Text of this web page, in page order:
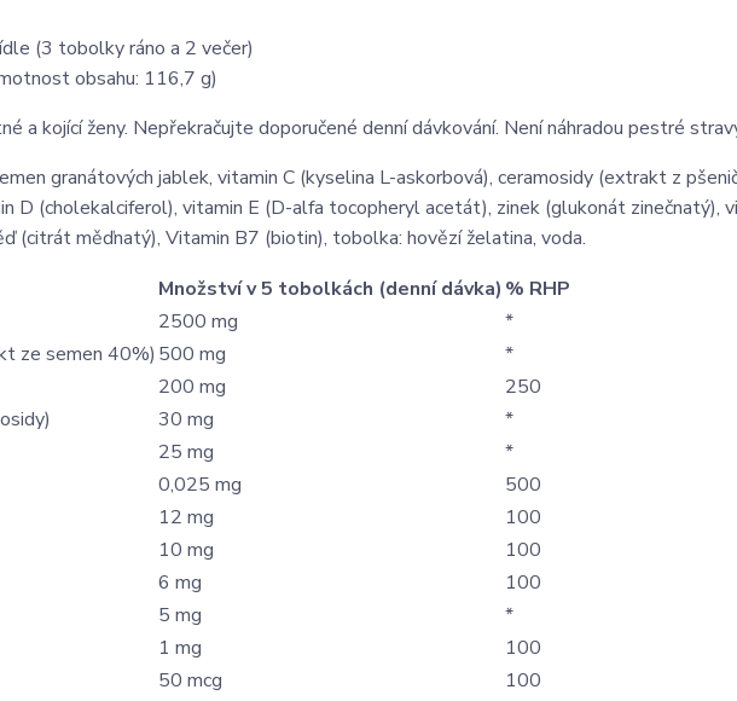
(3 tobolky ráno a 2 večer)
obsahu: 116,7 g)
a kojící ženy. Nepřekračujte doporučené denní dávkování. Není náhradou pestré
granátových jablek, vitamin C (kyselina L-askorbová), ceramosidy (extrakt z
D (cholekalciferol), vitamin E (D-alfa tocopheryl acetát), zinek (glukonát zinečnatý),
(citrát měďnatý), Vitamin B7 (biotin), tobolka: hovězí želatina, voda.
Množství v 5 tobolkách (denní dávka) % RHP
2500 mg
*
ze semen 40%) 500 mg
*
200 mg
250
30 mg
*
25 mg
*
0,025 mg
500
12 mg
100
10 mg
100
6 mg
100
5 mg
*
1 mg
100
50 mcg 100